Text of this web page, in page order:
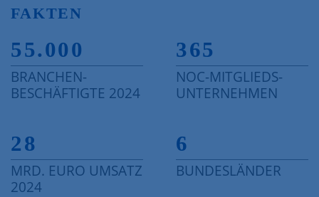
FAKTEN
55.000
BRANCHEN-
BESCHÄFTIGTE 2024
365
NOC-MITGLIEDS-
UNTERNEHMEN
28
MRD. EURO UMSATZ
2024
6
BUNDESLÄNDER